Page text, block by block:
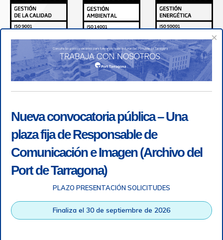
Autoridad Portuaria de Tarragona © Todos los derechos
×
Nueva convocatoria pública – Una
plaza fija de Responsable de
Comunicación e Imagen (Archivo del
Port de Tarragona)
PLAZO PRESENTACIÓN SOLICITUDES
Finaliza el 30 de septiembre de 2026